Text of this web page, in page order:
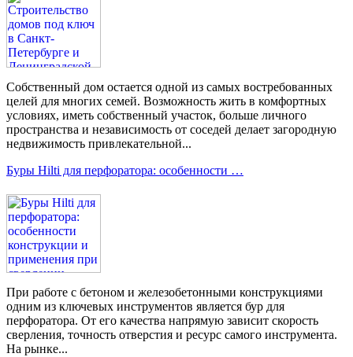
Собственный дом остается одной из самых востребованных
целей для многих семей. Возможность жить в комфортных
условиях, иметь собственный участок, больше личного
пространства и независимость от соседей делает загородную
недвижимость привлекательной...
Буры Hilti для перфоратора: особенности …
При работе с бетоном и железобетонными конструкциями
одним из ключевых инструментов является бур для
перфоратора. От его качества напрямую зависит скорость
сверления, точность отверстия и ресурс самого инструмента.
На рынке...